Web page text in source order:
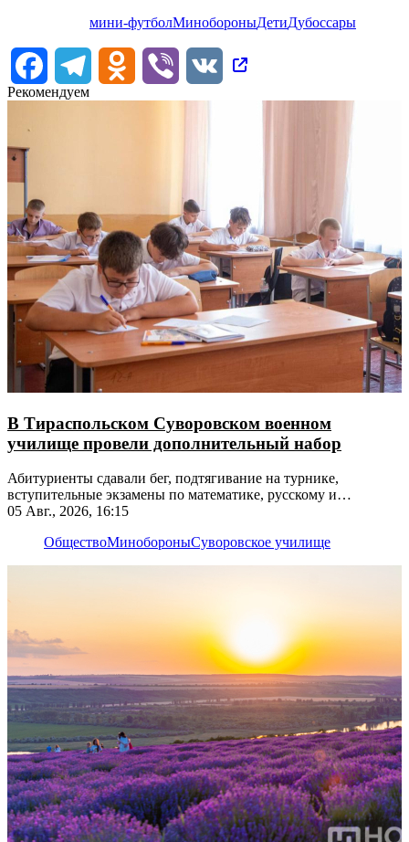
мини-футболМинобороныДетиДубоссары
FacebookTelegram Odnoklassniki
Viber
VK
Рекомендуем
В Тираспольском Суворовском военном
училище провели дополнительный набор
Абитуриенты сдавали бег, подтягивание на турнике,
вступительные экзамены по математике, русскому и
иностранному языкам
05 Авг., 2026, 16:15
ОбществоМинобороныСуворовское училище